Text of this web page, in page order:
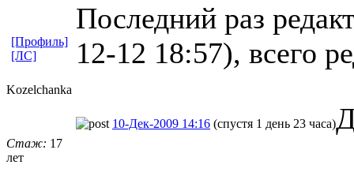
Последний раз
12-12 18:57), всего
[Профиль]
[ЛС]
Kozelchanka
Стаж: 17
лет
10-Дек-2009 14:16 (спустя 1 день 23 часа)